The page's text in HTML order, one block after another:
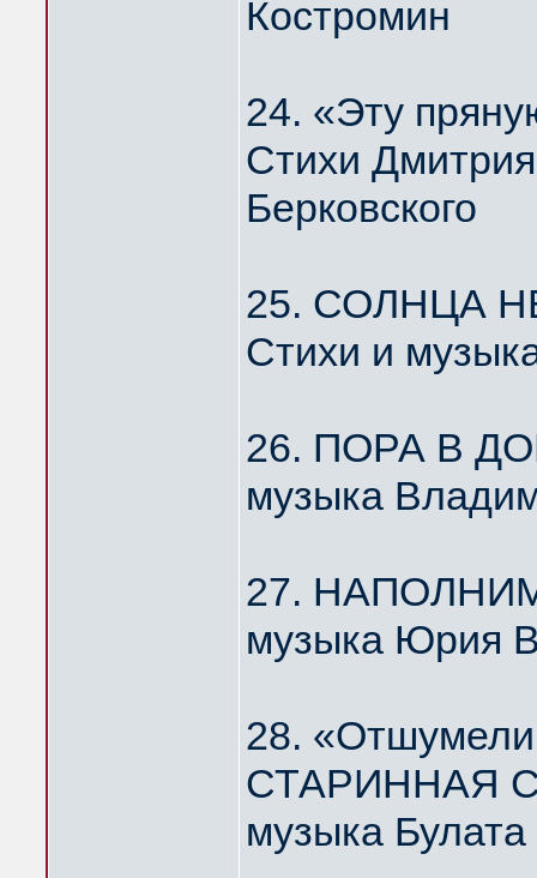
Костромин
24. «Эту
Стихи
Берковского
25. СОЛНЦА
Стихи и
26. ПОРА В
музыка
27.
музыка Юрия
28.
СТАРИННАЯ
музыка